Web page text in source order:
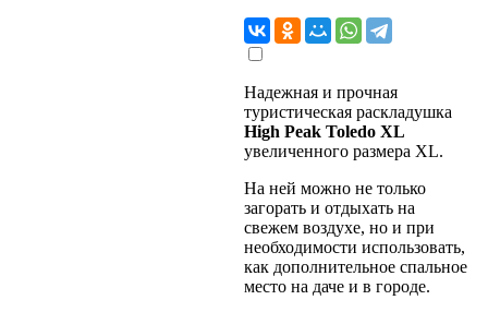
Надежная и прочная
туристическая раскладушка
High Peak Toledo XL
увеличенного размера XL.
На ней можно не только
загорать и отдыхать на
свежем воздухе, но и при
необходимости использовать,
как дополнительное спальное
место на даче и в городе.